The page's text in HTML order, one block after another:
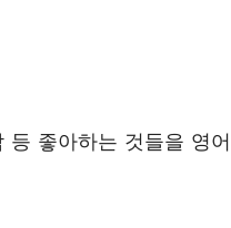
등 좋아하는 것들을 영어